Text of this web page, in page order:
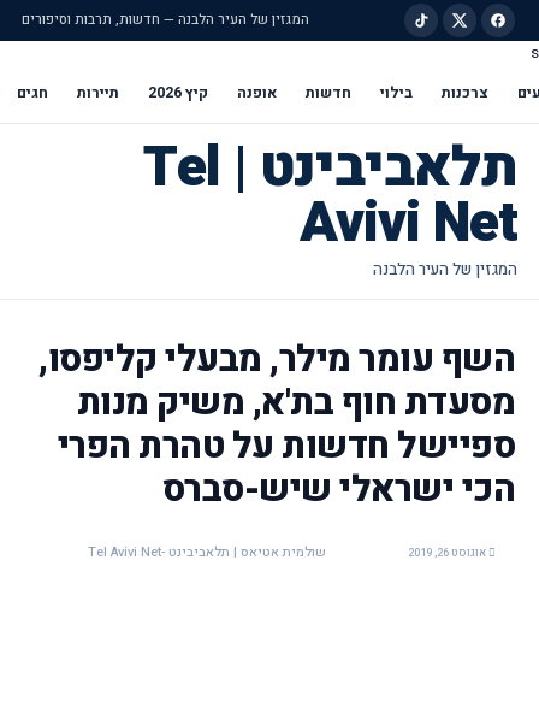
המגזין של העיר הלבנה — חדשות, תרבות וסיפורים
s
צרכנות בילוי חדשות אופנה קיץ 2026 תיירות חגים
תלאביבינט | Tel
Avivi Net
השף עומר מילר, מבעלי קליפסו,
מסעדת חוף בת'א, משיק מנות
ספיישל חדשות על טהרת הפרי
הכי ישראלי שיש-סברס
אוגוסט 26, 2019 שולמית אטיאס | תלאביבינט -Tel Avivi Net